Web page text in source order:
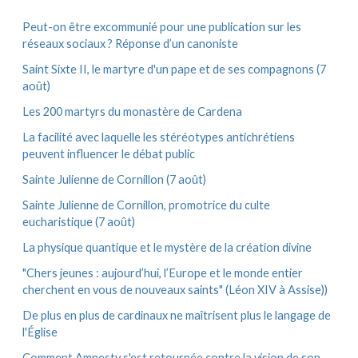
e
s
Peut-on être excommunié pour une publication sur les
réseaux sociaux ? Réponse d’un canoniste
Saint Sixte II, le martyre d'un pape et de ses compagnons (7
août)
Les 200 martyrs du monastère de Cardena
La facilité avec laquelle les stéréotypes antichrétiens
peuvent influencer le débat public
Sainte Julienne de Cornillon (7 août)
Sainte Julienne de Cornillon, promotrice du culte
eucharistique (7 août)
La physique quantique et le mystère de la création divine
"Chers jeunes : aujourd’hui, l’Europe et le monde entier
cherchent en vous de nouveaux saints" (Léon XIV à Assise))
De plus en plus de cardinaux ne maîtrisent plus le langage de
l'Église